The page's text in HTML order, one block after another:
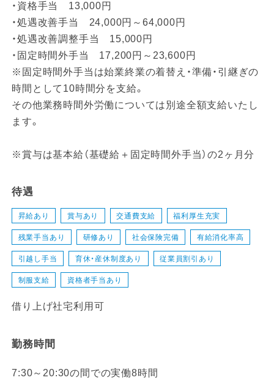
・資格手当 13,000円
・処遇改善手当 24,000円～64,000円
・処遇改善調整手当 15,000円
・固定時間外手当 17,200円～23,600円
※固定時間外手当は始業終業の着替え・準備・引継ぎの
時間として10時間分を支給。
その他業務時間外労働については別途全額支給いたし
ます。
※賞与は基本給（基礎給＋固定時間外手当）の2ヶ月分
待遇
昇給あり 賞与あり 交通費支給 福利厚生充実
残業手当あり 研修あり 社会保険完備 有給消化率高
引越し手当 育休・産休制度あり 従業員割引あり
制服支給 資格者手当あり
借り上げ社宅利用可
勤務時間
7:30～20:30の間での実働8時間